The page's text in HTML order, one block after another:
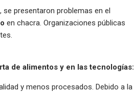
, se presentaron problemas en el
en chacra. Organizaciones públicas
de alimentos y en las tecnologías:
y menos procesados. Debido a la